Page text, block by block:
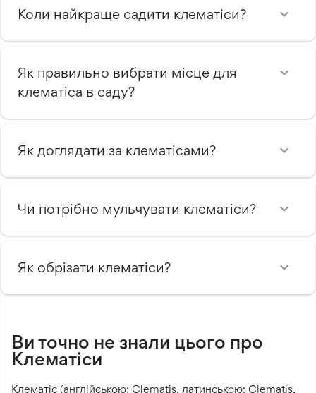
Коли найкраще садити клематіси?
Як правильно вибрати місце для
клематіса в саду?
Як доглядати за клематісами?
Чи потрібно мульчувати клематіси?
Як обрізати клематіси?
Ви точно не знали цього про
Клематіси
Клематіс (англійською: Clematis, латинською: Clematis,